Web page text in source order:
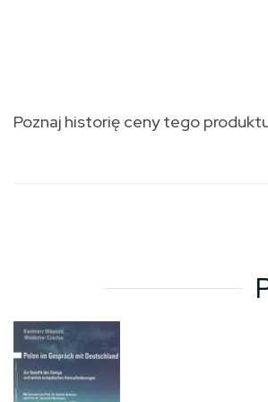
Poznaj historię ceny tego